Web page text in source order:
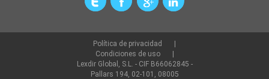
Política de privacidad
Condiciones de uso
Lexdir Global, S.L. - CIF B66062845 -
Pallars 194, 02-101, 08005